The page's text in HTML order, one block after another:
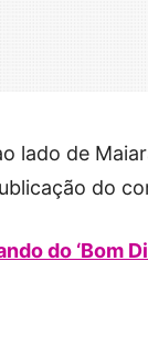
lado de
do
do ‘Bom